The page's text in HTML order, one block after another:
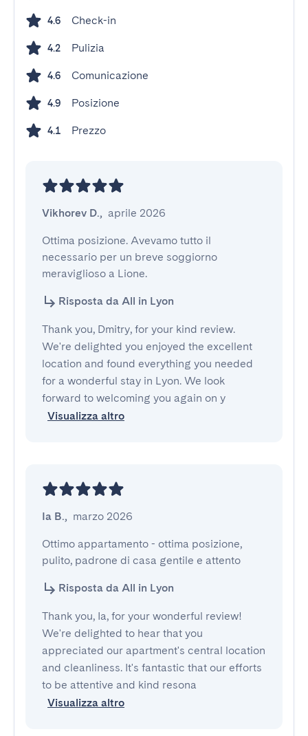
4.6 Check-in
4.2 Pulizia
4.6 Comunicazione
4.9 Posizione
4.1 Prezzo
Vikhorev D., aprile 2026
Ottima posizione. Avevamo tutto il
necessario per un breve soggiorno
meraviglioso a Lione.
Risposta da All in Lyon
Thank you, Dmitry, for your kind review.
We're delighted you enjoyed the excellent
location and found everything you needed
for a wonderful stay in Lyon. We look
forward to welcoming you again on y
Visualizza altro
Ia B., marzo 2026
Ottimo appartamento - ottima posizione,
pulito, padrone di casa gentile e attento
Risposta da All in Lyon
Thank you, Ia, for your wonderful review!
We're delighted to hear that you
appreciated our apartment's central location
and cleanliness. It's fantastic that our efforts
to be attentive and kind resona
Visualizza altro